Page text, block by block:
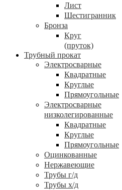
Лист
Шестигранник
Бронза
Круг
(пруток)
Трубный прокат
Электросварные
Квадратные
Круглые
Прямоугольные
Электросварные
низколегированные
Квадратные
Круглые
Прямоугольные
Оцинкованные
Нержавеющие
Трубы г/д
Трубы х/д